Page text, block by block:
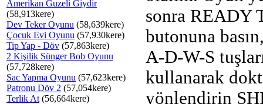
Amerikan Guzeli Giydir
(58,913kere)
Dev Teker Oyunu (58,639kere)
Çocuk Evi Oyunu (57,930kere)
Tip Yap - Döv (57,863kere)
2 Kişilik Sünger Bob Oyunu
(57,728kere)
Sac Yapma Oyunu (57,623kere)
Patronu Döv 2 (57,054kere)
Terlik At (56,664kere)
sonra READY
butonuna
A-D-W-S
kullanarak
yönlendirin